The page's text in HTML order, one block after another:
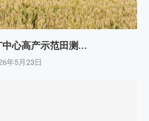
心高产示范田测...
年5月23日